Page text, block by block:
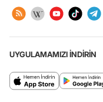
UYGULAMAMIZI İNDİRİN